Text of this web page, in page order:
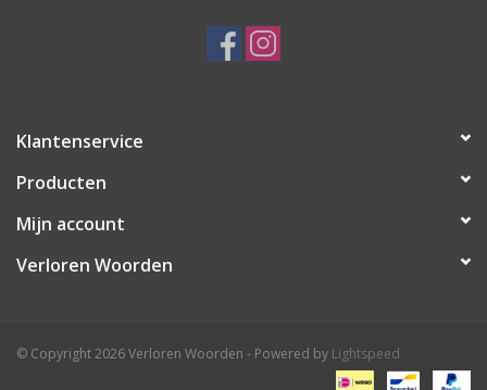
Klantenservice
Producten
Mijn account
Verloren Woorden
© Copyright 2026 Verloren Woorden - Powered by Lightspeed